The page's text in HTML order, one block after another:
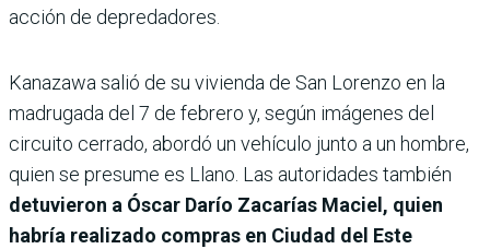
acción de depredadores.
Kanazawa salió de su vivienda de San Lorenzo en la
madrugada del 7 de febrero y, según imágenes del
circuito cerrado, abordó un vehículo junto a un hombre,
quien se presume es Llano. Las autoridades también
detuvieron a Óscar Darío Zacarías Maciel, quien
habría realizado compras en Ciudad del Este